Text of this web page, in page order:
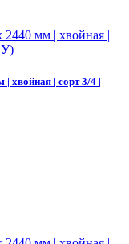
хвойная | сорт 3/4 |